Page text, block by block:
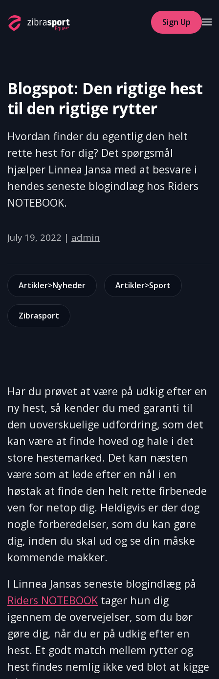
Skip to main content
Sign Up
Blogspot: Den rigtige hest
til den rigtige rytter
Hvordan finder du egentlig den helt
rette hest for dig? Det spørgsmål
hjælper Linnea Jansa med at besvare i
hendes seneste blogindlæg hos Riders
NOTEBOOK.
July 19, 2022 | admin
Artikler>Nyheder Artikler>Sport
Zibrasport
Har du prøvet at være på udkig efter en
ny hest, så kender du med garanti til
den uoverskuelige udfordring, som det
kan være at finde hoved og hale i det
store hestemarked. Det kan næsten
være som at lede efter en nål i en
høstak at finde den helt rette firbenede
ven for netop dig. Heldigvis er der dog
nogle forberedelser, som du kan gøre
dig, inden du skal ud og se din måske
kommende makker.
I Linnea Jansas seneste blogindlæg på
Riders NOTEBOOK tager hun dig
igennem de overvejelser, som du bør
gøre dig, når du er på udkig efter en
hest. Et godt match mellem rytter og
hest findes nemlig ikke ved blot at kigge